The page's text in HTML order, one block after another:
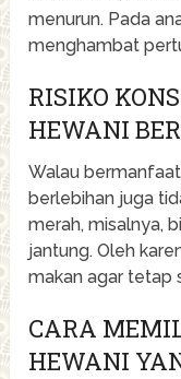
menurun. Pada
menghambat
RISIKO
HEWANI
Walau
berlebihan juga
merah, misalnya,
jantung. Oleh
makan agar tetap
CARA
HEWANI